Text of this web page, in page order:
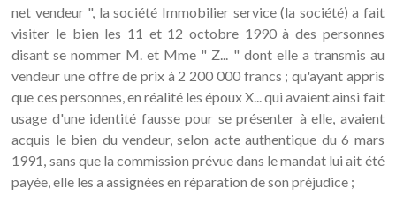
net vendeur ", la société Immobilier service (la société) a fait
visiter le bien les 11 et 12 octobre 1990 à des personnes
disant se nommer M. et Mme " Z... " dont elle a transmis au
vendeur une offre de prix à 2 200 000 francs ; qu'ayant appris
que ces personnes, en réalité les époux X... qui avaient ainsi fait
usage d'une identité fausse pour se présenter à elle, avaient
acquis le bien du vendeur, selon acte authentique du 6 mars
1991, sans que la commission prévue dans le mandat lui ait été
payée, elle les a assignées en réparation de son préjudice ;